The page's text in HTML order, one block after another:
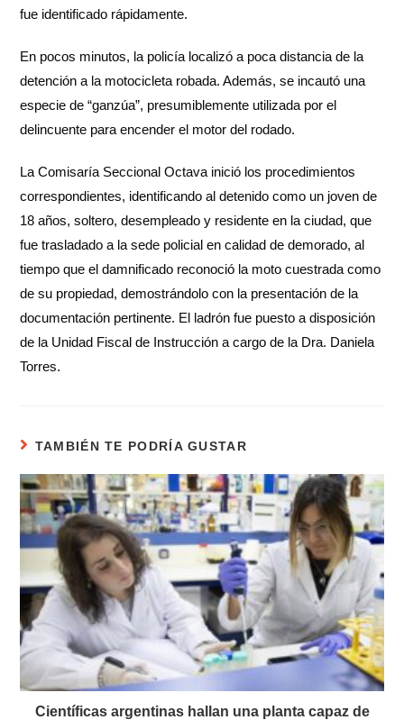
fue identificado rápidamente.
En pocos minutos, la policía localizó a poca distancia de la
detención a la motocicleta robada. Además, se incautó una
especie de “ganzúa”, presumiblemente utilizada por el
delincuente para encender el motor del rodado.
La Comisaría Seccional Octava inició los procedimientos
correspondientes, identificando al detenido como un joven de
18 años, soltero, desempleado y residente en la ciudad, que
fue trasladado a la sede policial en calidad de demorado, al
tiempo que el damnificado reconoció la moto cuestrada como
de su propiedad, demostrándolo con la presentación de la
documentación pertinente. El ladrón fue puesto a disposición
de la Unidad Fiscal de Instrucción a cargo de la Dra. Daniela
Torres.
TAMBIÉN TE PODRÍA GUSTAR
Científicas argentinas hallan una planta capaz de